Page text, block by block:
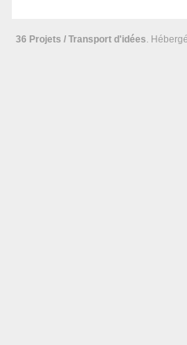
36 Projets / Transport d'idées.